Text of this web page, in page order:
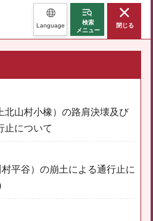
Language
検索
メニュー
閉じる
北山村小橡）の路肩決壊及び
止について
平谷）の崩土による通行止に